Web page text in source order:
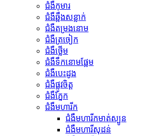
ជំងឺកុមារ
ជំងឺឆ្អឹងសន្លាក់
ជំងឺតម្រងនោម
ជំងឺត្រចៀក
ជំងឺថ្លើម
ជំងឺទឹកនោមផ្អែម
ជំងឺបេះដូង
ជំងឺផ្លូវចិត្ត
ជំងឺភ្នែក
ជំងឺមហារីក
ជំងឺមហារីកមាត់ស្បូន
ជំងឺមហារីសុដន់